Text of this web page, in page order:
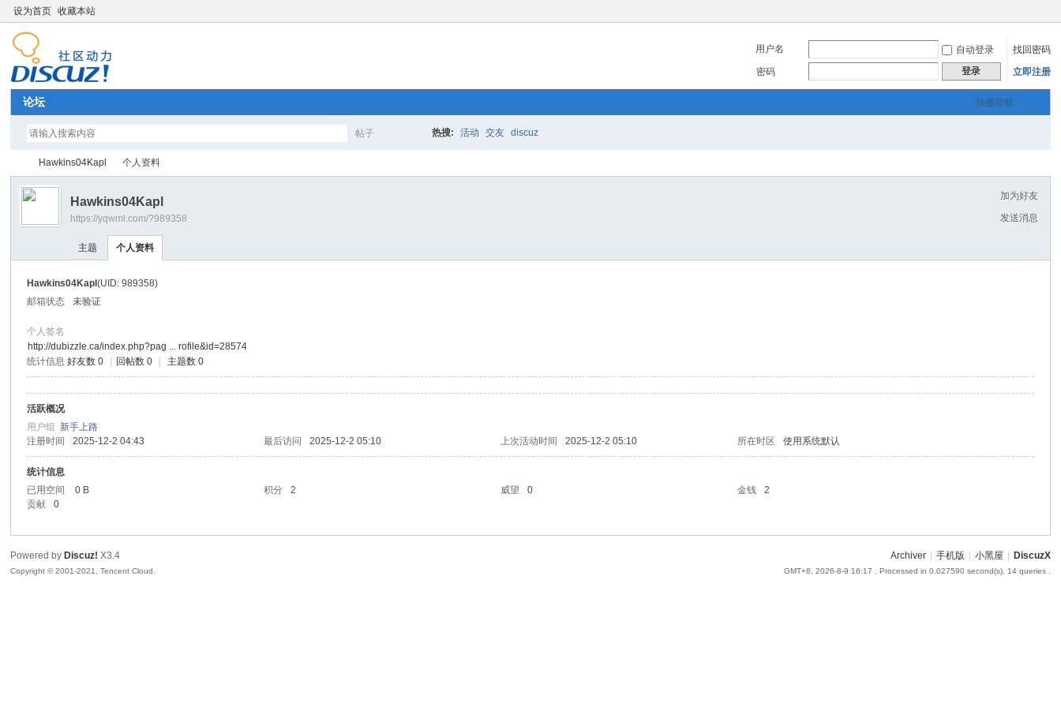
设为首页 收藏本站
用户名 自动登录
找回密码
密码
登录 立即注册
快捷导航
论坛
帖子 热搜: 活动 交友 discuz
›
Hawkins04Kapl 个人资料
加为好友
发送消息
Hawkins04Kapl
https://yqwml.com/?989358
主题 个人资料
Hawkins04Kapl(UID: 989358)
邮箱状态
未验证
个人签名
http://dubizzle.ca/index.php?pag ... rofile&id=28574
统计信息 好友数 0 回帖数 0 主题数 0
活跃概况
用户组新手上路
注册时间
2025-12-2 04:43 最后访问 2025-12-2 05:10 上次活动时间 2025-12-2 05:10 所在时区 使用系统默认
统计信息
已用空间
0 B 积分 2 威望 0 金钱
2
贡献
0
Archiver 手机版 小黑屋 DiscuzX
GMT+8, 2026-8-9 16:17 , Processed in 0.027590 second(s), 14 queries .
Powered by Discuz! X3.4
Copyright © 2001-2021, Tencent Cloud.